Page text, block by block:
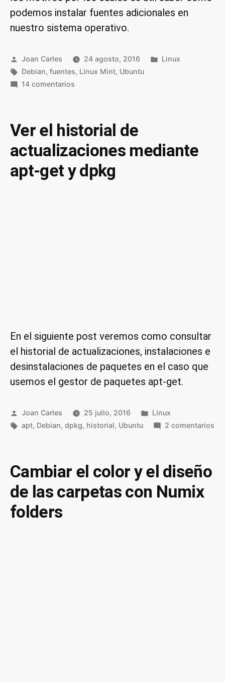
podemos instalar fuentes adicionales en
nuestro sistema operativo.
Publicado
por
Joan Carles 24 agosto, 2016
Publicado
Linux
Etiquetas:
Debian,fuentes, Linux Mint, Ubuntu
14 comentarios
en
Debian
y
en
Ver el historial de
actualizaciones mediante
apt-get y dpkg
En el siguiente post veremos como consultar
el historial de actualizaciones, instalaciones e
desinstalaciones de paquetes en el caso que
usemos el gestor de paquetes apt-get.
Publicado
por
Joan Carles 25 julio, 2016
Publicado
en
Linux
Etiquetas:
apt, Debian,dpkg, historial, Ubuntu 2 comentarios
Cambiar el color y el diseño
de las carpetas con Numix
folders